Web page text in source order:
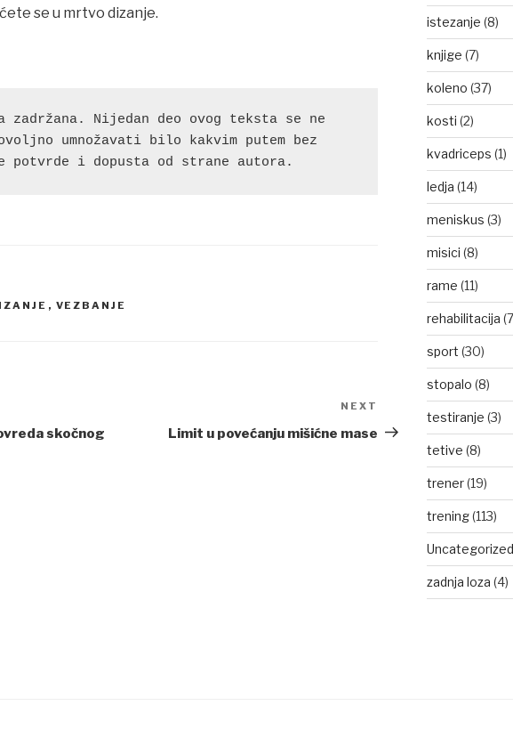
se u mrtvo dizanje.
zadržana. Nijedan deo ovog teksta se ne
umnožavati bilo kakvim putem bez
potvrde i dopusta od strane autora.
, VEZBANJE
skočnog
Post
NEXT
Limit u povećanju mišićne mase
istezanje (8)
knjige (7)
koleno (37)
kosti (2)
kvadriceps (1)
ledja (14)
meniskus (3)
misici (8)
rame (11)
rehabilitacija
sport (30)
stopalo (8)
testiranje (3)
tetive (8)
trener(19)
trening(113)
Uncategorized
zadnja loza (4)